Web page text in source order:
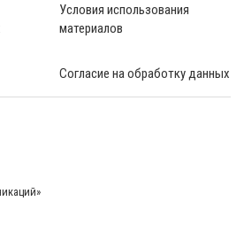
Условия использования
материалов
Согласие на обработку данных